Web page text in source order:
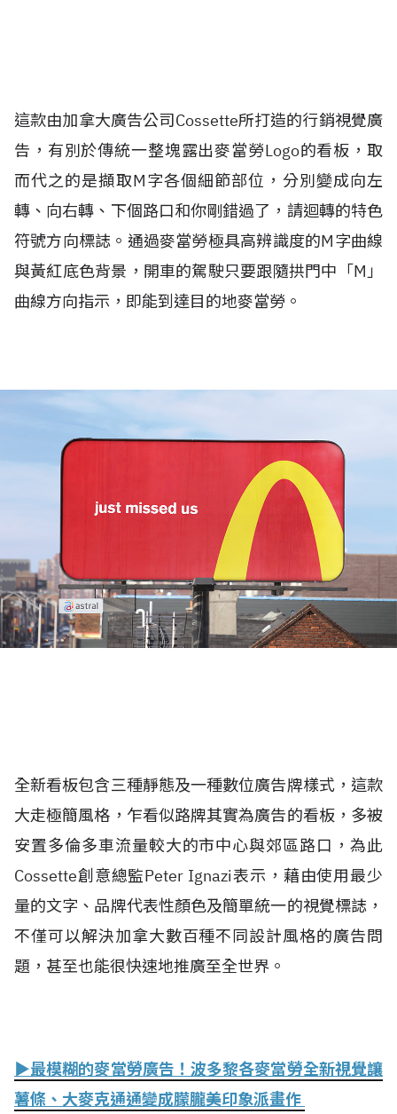
這款由加拿大廣告公司Cossette所打造的行銷視覺廣
告，有別於傳統一整塊露出麥當勞Logo的看板，取
而代之的是擷取M字各個細節部位，分別變成向左
轉、向右轉、下個路口和你剛錯過了，請迴轉的特色
符號方向標誌。通過麥當勞極具高辨識度的M字曲線
與黃紅底色背景，開車的駕駛只要跟隨拱門中「M」
曲線方向指示，即能到達目的地麥當勞。
全新看板包含三種靜態及一種數位廣告牌樣式，這款
大走極簡風格，乍看似路牌其實為廣告的看板，多被
安置多倫多車流量較大的市中心與郊區路口，為此
Cossette創意總監Peter Ignazi表示，藉由使用最少
量的文字、品牌代表性顏色及簡單統一的視覺標誌，
不僅可以解決加拿大數百種不同設計風格的廣告問
題，甚至也能很快速地推廣至全世界。
▶最模糊的麥當勞廣告！波多黎各麥當勞全新視覺讓
薯條、大麥克通通變成朦朧美印象派畫作